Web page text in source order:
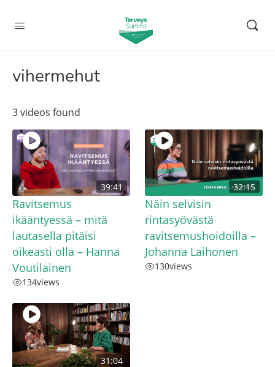
vihermehut
3 videos found
39:41
Ravitsemus
ikääntyessä – mitä
lautasella pitäisi
oikeasti olla – Hanna
Voutilainen
134views
32:15
Näin selvisin
rintasyövästä
ravitsemushoidoilla –
Johanna Laihonen
130views
31:04